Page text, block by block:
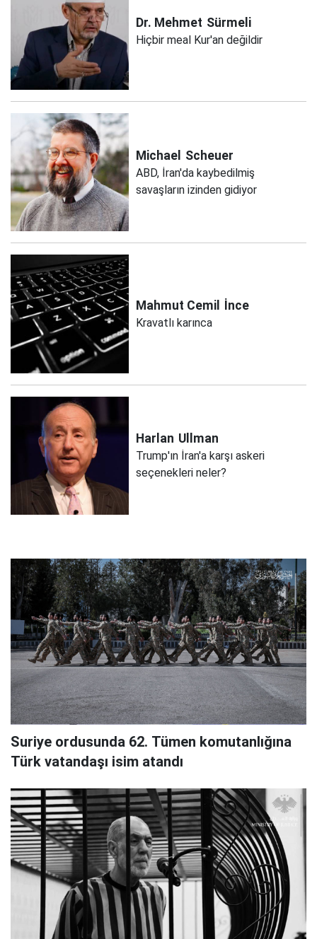
Dr. Mehmet Sürmeli
Hiçbir meal Kur'an değildir
Michael Scheuer
ABD, İran'da kaybedilmiş
savaşların izinden gidiyor
Mahmut Cemil İnce
Kravatlı karınca
Harlan Ullman
Trump'ın İran'a karşı askeri
seçenekleri neler?
Suriye ordusunda 62. Tümen komutanlığına
Türk vatandaşı isim atandı